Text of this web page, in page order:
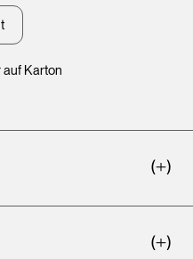
Wien
auf Karton